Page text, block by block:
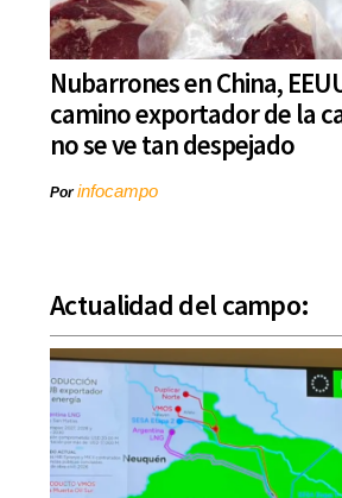
Nubarrones en China,
camino exportador de la
no se ve tan despejado
Porinfocampo
Actualidad del campo: